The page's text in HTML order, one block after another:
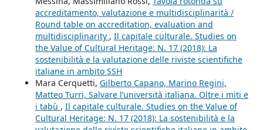
accreditamento, valutazione e multidisciplinarità /
Round table on accreditation, evaluation and
multidisciplinarity , Il capitale culturale. Studies on
the Value of Cultural Heritage: N. 17 (2018): La
sostenibilità e la valutazione delle riviste scientifiche
italiane in ambito SSH
Mara Cerquetti, Gilberto Capano, Marino Regini,
Matteo Turri, Salvare l’università italiana. Oltre i miti e
i tabù , Il capitale culturale. Studies on the Value of
Cultural Heritage: N. 17 (2018): La sostenibilità e la